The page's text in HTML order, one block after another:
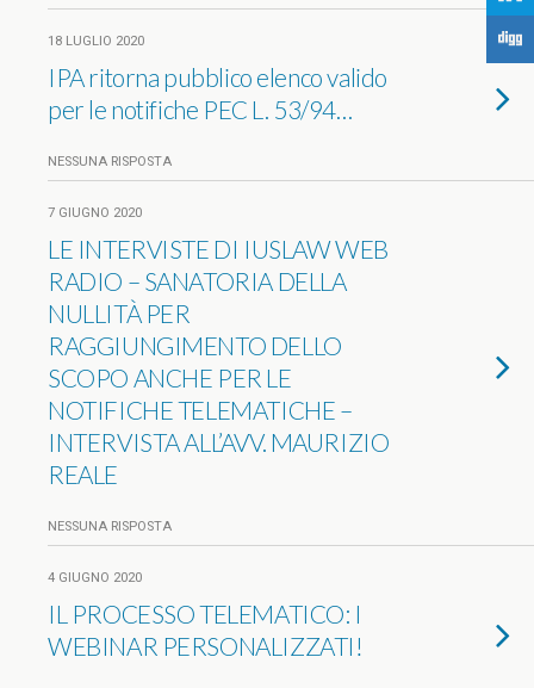
18 LUGLIO 2020
IPA ritorna pubblico elenco valido
per le notifiche PEC L. 53/94…
NESSUNA RISPOSTA
7 GIUGNO 2020
LE INTERVISTE DI IUSLAW WEB
RADIO – SANATORIA DELLA
NULLITÀ PER
RAGGIUNGIMENTO DELLO
SCOPO ANCHE PER LE
NOTIFICHE TELEMATICHE –
INTERVISTA ALL’AVV. MAURIZIO
REALE
NESSUNA RISPOSTA
4 GIUGNO 2020
IL PROCESSO TELEMATICO: I
WEBINAR PERSONALIZZATI!
F